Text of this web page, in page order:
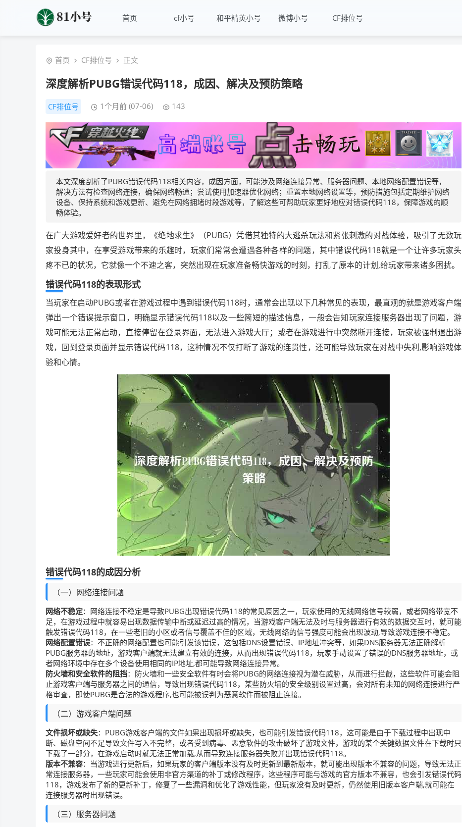
首页 cf小号 和平精英小号 微博小号 CF排位号
首页 CF排位号 正文
深度解析PUBG错误代码118，成因、解决及预防策略
CF排位号 1个月前 (07-06) 143
本文深度剖析了PUBG错误代码118相关内容，成因方面，可能涉及网络连接异常、服务器问题、本地网络配置错误等，
解决方法有检查网络连接，确保网络畅通；尝试使用加速器优化网络；重置本地网络设置等，预防措施包括定期维护网络
设备、保持系统和游戏更新、避免在网络拥堵时段游戏等，了解这些可帮助玩家更好地应对错误代码118，保障游戏的顺
畅体验。
在广大游戏爱好者的世界里，《绝地求生》（PUBG）凭借其独特的大逃杀玩法和紧张刺激的对战体验，吸引了无数玩
家投身其中，在享受游戏带来的乐趣时，玩家们常常会遭遇各种各样的问题，其中错误代码118就是一个让许多玩家头
疼不已的状况，它就像一个不速之客，突然出现在玩家准备畅快游戏的时刻，打乱了原本的计划,给玩家带来诸多困扰。
错误代码118的表现形式
当玩家在启动PUBG或者在游戏过程中遇到错误代码118时，通常会出现以下几种常见的表现，最直观的就是游戏客户端
弹出一个错误提示窗口，明确显示错误代码118以及一些简短的描述信息，一般会告知玩家连接服务器出现了问题，游
戏可能无法正常启动，直接停留在登录界面，无法进入游戏大厅；或者在游戏进行中突然断开连接，玩家被强制退出游
戏，回到登录页面并显示错误代码118，这种情况不仅打断了游戏的连贯性，还可能导致玩家在对战中失利,影响游戏体
验和心情。
错误代码118的成因分析
（一）网络连接问题
网络不稳定：网络连接不稳定是导致PUBG出现错误代码118的常见原因之一，玩家使用的无线网络信号较弱，或者网络带宽不
足，在游戏过程中就容易出现数据传输中断或延迟过高的情况，当游戏客户端无法及时与服务器进行有效的数据交互时，就可能
触发错误代码118，在一些老旧的小区或者信号覆盖不佳的区域，无线网络的信号强度可能会出现波动,导致游戏连接不稳定。
网络配置错误：不正确的网络配置也可能引发该错误，这包括DNS设置错误、IP地址冲突等，如果DNS服务器无法正确解析
PUBG服务器的地址，游戏客户端就无法建立有效的连接，从而出现错误代码118，玩家手动设置了错误的DNS服务器地址，或
者网络环境中存在多个设备使用相同的IP地址,都可能导致网络连接异常。
防火墙和安全软件的阻挡：防火墙和一些安全软件有时会将PUBG的网络连接视为潜在威胁，从而进行拦截，这些软件可能会阻
止游戏客户端与服务器之间的通信，导致出现错误代码118，某些防火墙的安全级别设置过高，会对所有未知的网络连接进行严
格审查，即使PUBG是合法的游戏程序,也可能被误判为恶意软件而被阻止连接。
（二）游戏客户端问题
文件损坏或缺失：PUBG游戏客户端的文件如果出现损坏或缺失，也可能引发错误代码118，这可能是由于下载过程中出现中
断、磁盘空间不足导致文件写入不完整，或者受到病毒、恶意软件的攻击破坏了游戏文件，游戏的某个关键数据文件在下载时只
下载了一部分，在游戏启动时就无法正常加载,从而导致连接服务器失败并出现错误代码118。
版本不兼容：当游戏进行更新后，如果玩家的客户端版本没有及时更新到最新版本，就可能出现版本不兼容的问题，导致无法正
常连接服务器，一些玩家可能会使用非官方渠道的补丁或修改程序，这些程序可能与游戏的官方版本不兼容，也会引发错误代码
118，游戏发布了新的更新补丁，修复了一些漏洞和优化了游戏性能，但玩家没有及时更新，仍然使用旧版本客户端,就可能在
连接服务器时出现错误。
（三）服务器问题